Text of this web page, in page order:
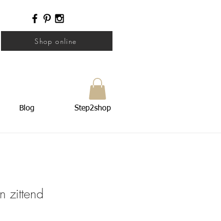
Shop online
Blog Step2shop
zittend